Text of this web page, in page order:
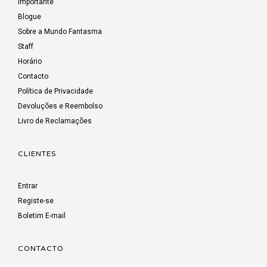
Blogue
Sobre a Mundo Fantasma
Staff
Horário
Contacto
Política de Privacidade
Devoluções e Reembolso
Livro de Reclamações
CLIENTES
Entrar
Registe-se
Boletim E-mail
CONTACTO